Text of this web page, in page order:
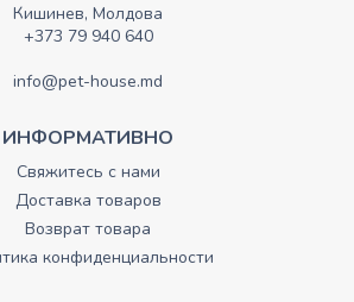
Кишинев, Молдова
+373 79 940 640
info@pet-house.md
ИНФОРМАТИВНО
Свяжитесь с нами
Доставка товаров
Возврат товара
конфиденциальности